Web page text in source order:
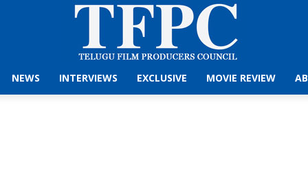
NEWS INTERVIEWS EXCLUSIVE MOVIE REVIEW